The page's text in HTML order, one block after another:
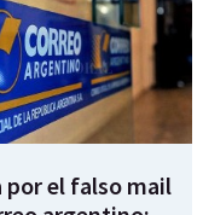
por el falso mail